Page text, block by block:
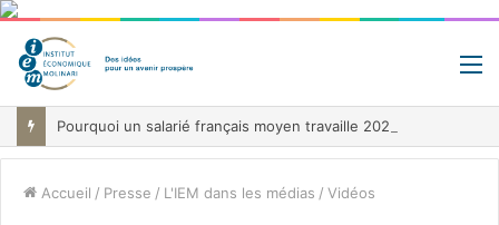
Accueil / Presse / L'IEM dans les médias / Vidéos